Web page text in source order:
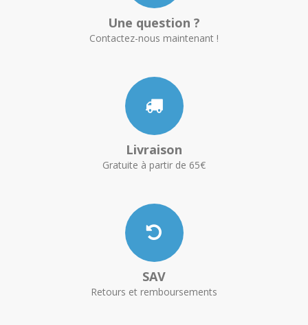
Une question ?
Contactez-nous maintenant !
Livraison
Gratuite à partir de 65€
SAV
Retours et remboursements